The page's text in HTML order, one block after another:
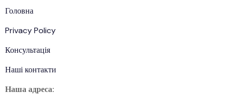
Головна
Privacy Policy
Консультація
Наші контакти
Наша адреса: